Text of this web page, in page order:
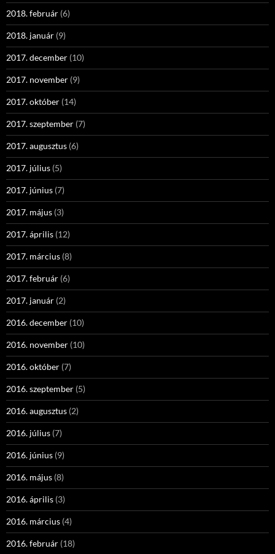
2018. február (6)
2018. január (9)
2017. december (10)
2017. november (9)
2017. október (14)
2017. szeptember (7)
2017. augusztus (6)
2017. július (5)
2017. június (7)
2017. május (3)
2017. április (12)
2017. március (8)
2017. február (6)
2017. január (2)
2016. december (10)
2016. november (10)
2016. október (7)
2016. szeptember (5)
2016. augusztus (2)
2016. július (7)
2016. június (9)
2016. május (8)
2016. április (3)
2016. március (4)
2016. február (18)